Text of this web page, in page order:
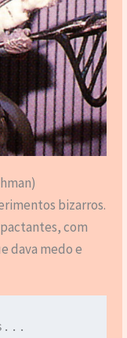
bizarros.
com
dava medo e